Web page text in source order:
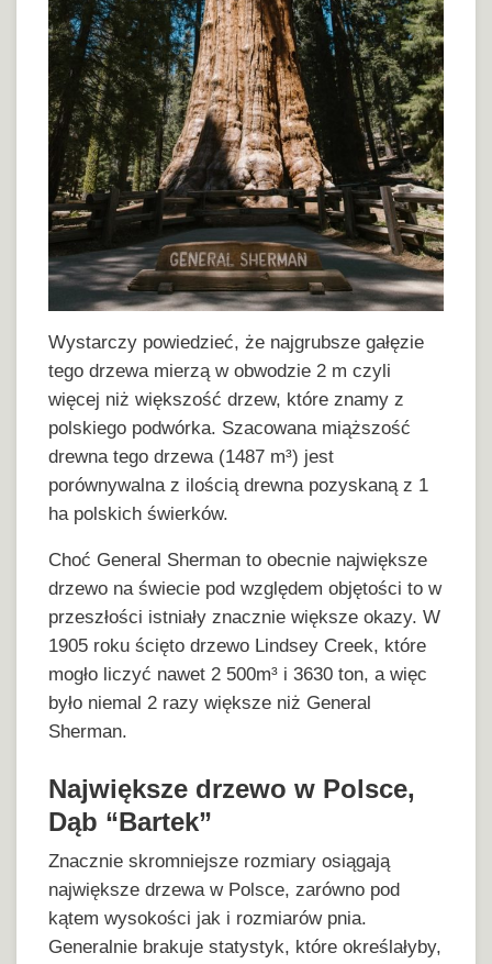
Wystarczy powiedzieć, że najgrubsze gałęzie
tego drzewa mierzą w obwodzie 2 m czyli
więcej niż większość drzew, które znamy z
polskiego podwórka. Szacowana miąższość
drewna tego drzewa (1487 m³) jest
porównywalna z ilością drewna pozyskaną z 1
ha polskich świerków.
Choć General Sherman to obecnie największe
drzewo na świecie pod względem objętości to w
przeszłości istniały znacznie większe okazy. W
1905 roku ścięto drzewo Lindsey Creek, które
mogło liczyć nawet 2 500m³ i 3630 ton, a więc
było niemal 2 razy większe niż General
Sherman.
Największe drzewo w Polsce,
Dąb “Bartek”
Znacznie skromniejsze rozmiary osiągają
największe drzewa w Polsce, zarówno pod
kątem wysokości jak i rozmiarów pnia.
Generalnie brakuje statystyk, które określałyby,